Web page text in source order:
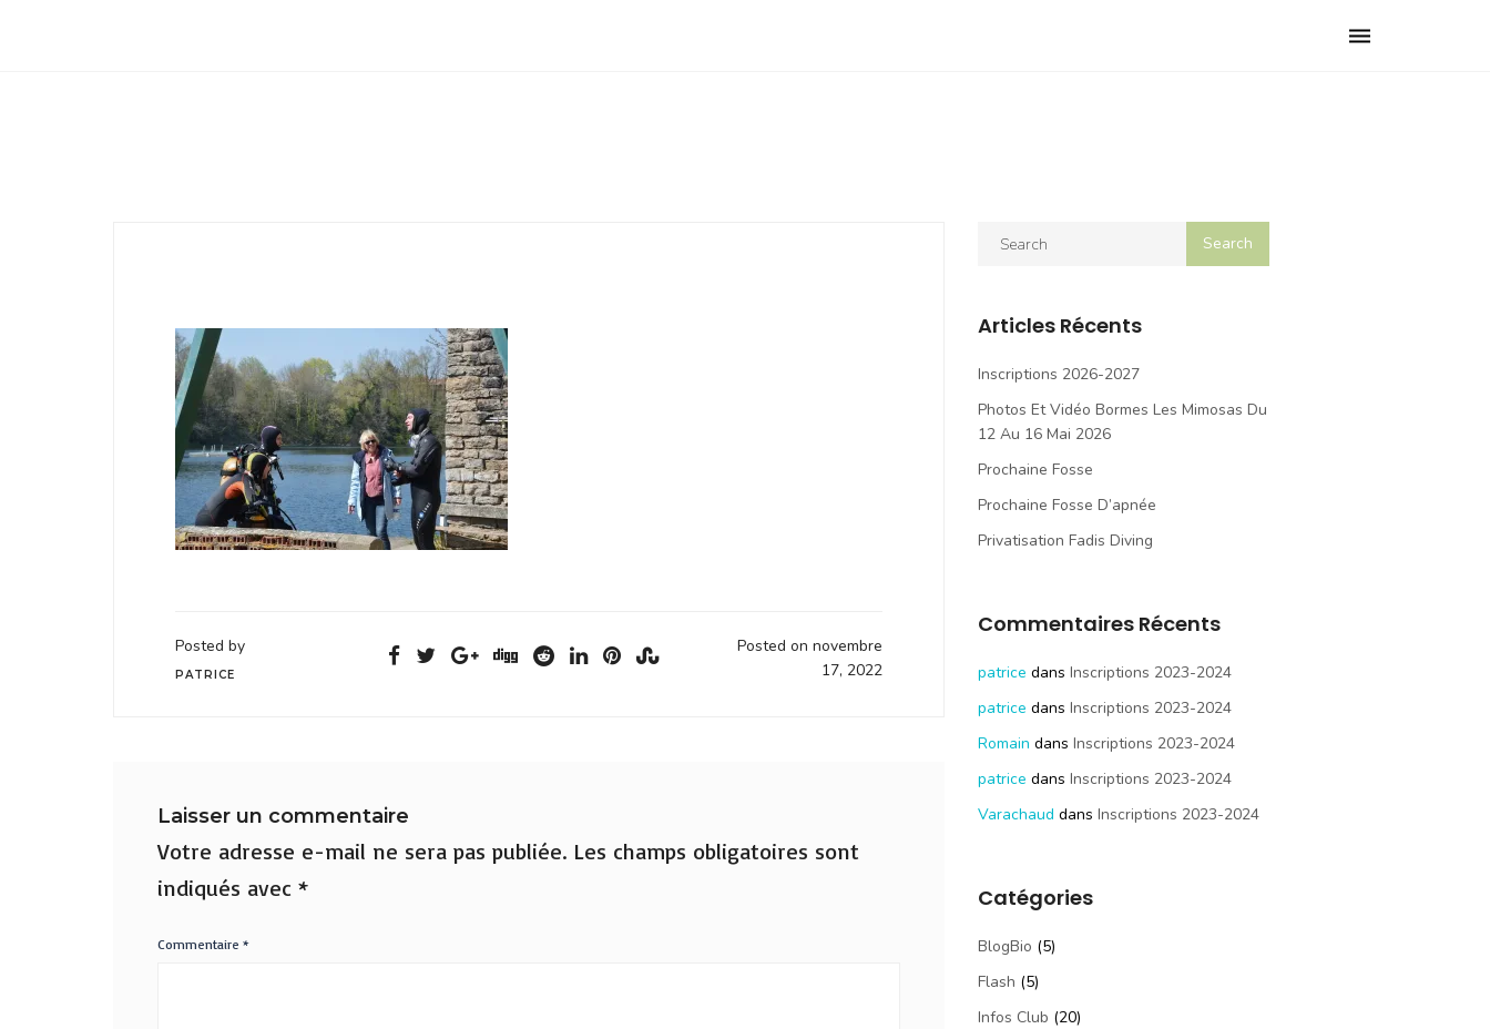
Toggle
Posted by
PATRICE
Posted on novembre
17, 2022
Laisser un commentaire
Votre adresse e-mail ne sera pas publiée. Les champs obligatoires sont
indiqués avec *
Commentaire *
Articles Récents
Inscriptions 2026-2027
Photos Et Vidéo Bormes Les Mimosas Du
12 Au 16 Mai 2026
Prochaine Fosse
Prochaine Fosse D’apnée
Privatisation Fadis Diving
Commentaires Récents
patrice dans Inscriptions 2023-2024
patrice dans Inscriptions 2023-2024
Romain dans Inscriptions 2023-2024
patrice dans Inscriptions 2023-2024
Varachaud dans Inscriptions 2023-2024
Catégories
BlogBio (5)
Flash (5)
Infos Club (20)